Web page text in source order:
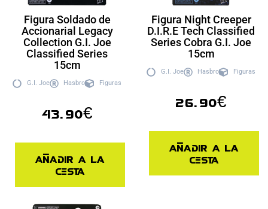
Figura Soldado de
Accionarial Legacy
Collection G.I. Joe
Classified Series
15cm
G.I. Joe Hasbro Figuras
43.90€
Añadir a la
cesta
Figura Night Creeper
D.I.R.E Tech Classified
Series Cobra G.I. Joe
15cm
G.I. Joe Hasbro Figuras
26.90€
Añadir a la
cesta